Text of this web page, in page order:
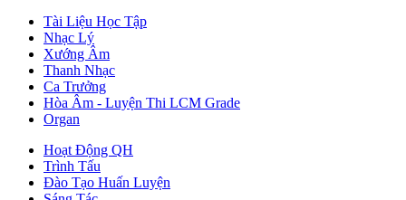
Tài Liệu Học Tập
Nhạc Lý
Xướng Âm
Thanh Nhạc
Ca Trưởng
Hòa Âm - Luyện Thi LCM Grade
Organ
Hoạt Động QH
Trình Tấu
Đào Tạo Huấn Luyện